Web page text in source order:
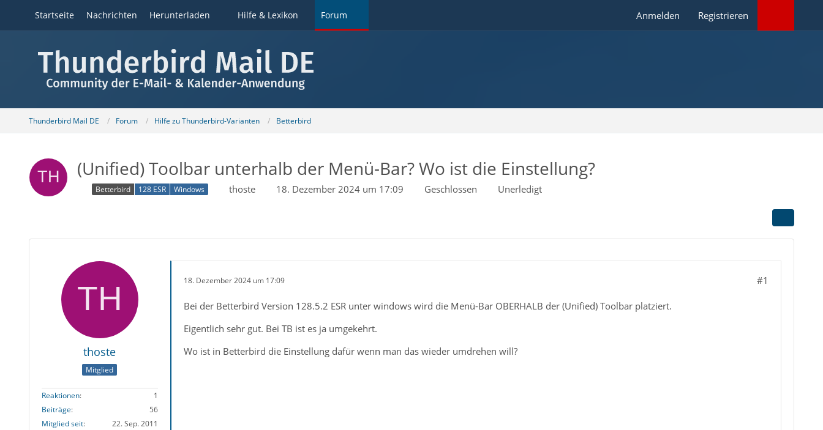
Startseite Nachrichten Herunterladen Hilfe & Lexikon Forum Anmelden Registrieren
Thunderbird Mail DE Forum Hilfe zu Thunderbird-Varianten Betterbird
(Unified) Toolbar unterhalb der Menü-Bar? Wo ist die Einstellung?
Betterbird 128 ESR Windows thoste 18. Dezember 2024 um 17:09 Geschlossen Unerledigt
thoste
Mitglied
Reaktionen
1
Beiträge
56
Mitglied seit
22. Sep. 2011
18. Dezember 2024 um 17:09 #1
Bei der Betterbird Version 128.5.2 ESR unter windows wird die Menü-Bar OBERHALB der (Unified) Toolbar platziert.
Eigentlich sehr gut. Bei TB ist es ja umgekehrt.
Wo ist in Betterbird die Einstellung dafür wenn man das wieder umdrehen will?